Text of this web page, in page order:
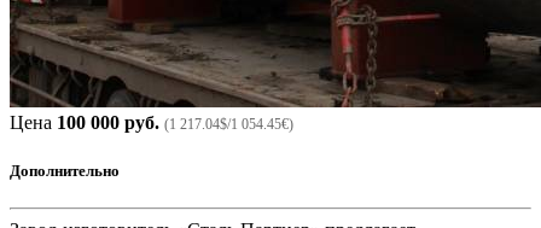
Цена 100 000 руб. (1 217.04$/1 054.45€)
Дополнительно